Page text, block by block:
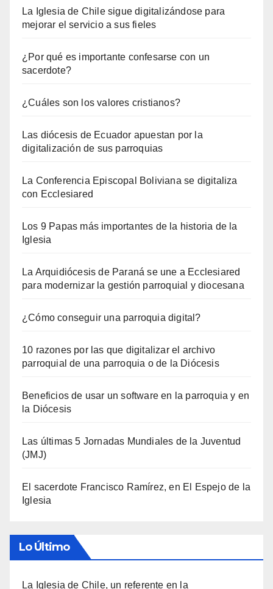
La Iglesia de Chile sigue digitalizándose para
mejorar el servicio a sus fieles
¿Por qué es importante confesarse con un
sacerdote?
¿Cuáles son los valores cristianos?
Las diócesis de Ecuador apuestan por la
digitalización de sus parroquias
La Conferencia Episcopal Boliviana se digitaliza
con Ecclesiared
Los 9 Papas más importantes de la historia de la
Iglesia
La Arquidiócesis de Paraná se une a Ecclesiared
para modernizar la gestión parroquial y diocesana
¿Cómo conseguir una parroquia digital?
10 razones por las que digitalizar el archivo
parroquial de una parroquia o de la Diócesis
Beneficios de usar un software en la parroquia y en
la Diócesis
Las últimas 5 Jornadas Mundiales de la Juventud
(JMJ)
El sacerdote Francisco Ramírez, en El Espejo de la
Iglesia
Lo Último
La Iglesia de Chile, un referente en la